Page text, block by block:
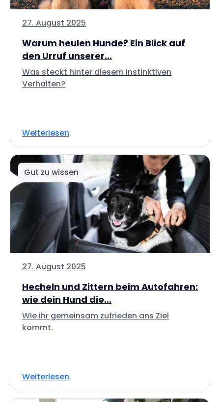
27. August 2025
Warum heulen Hunde? Ein Blick auf
den Urruf unserer...
Was steckt hinter diesem instinktiven
Verhalten?
Weiterlesen
Gut zu wissen
27. August 2025
Hecheln und Zittern beim Autofahren:
wie dein Hund die...
Wie ihr gemeinsam zufrieden ans Ziel
kommt.
Weiterlesen